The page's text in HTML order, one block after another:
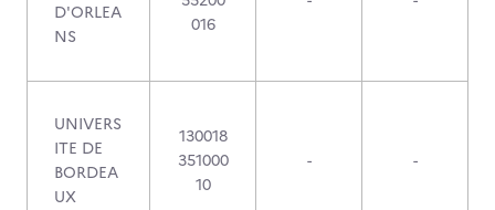
D'ORLEA
NS
016
UNIVERS
ITE DE
BORDEA
UX
130018
351000
10
- -